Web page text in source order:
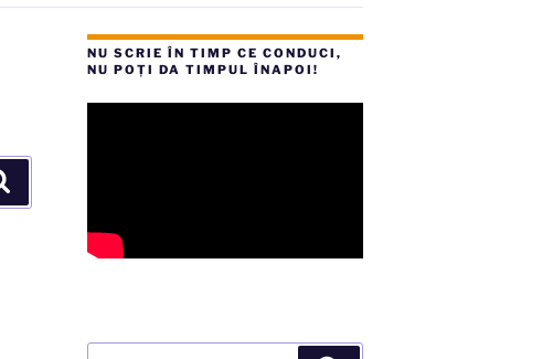
NU SCRIE ÎN TIMP CE CONDUCI,
NU POȚI DA TIMPUL ÎNAPOI!